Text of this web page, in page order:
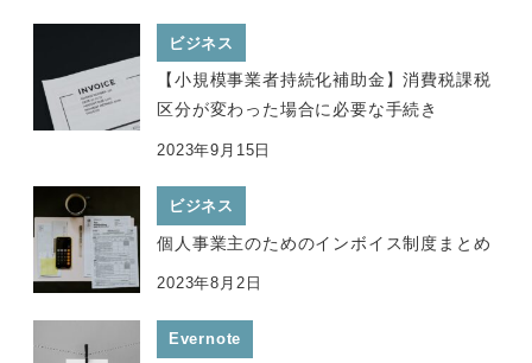
ビジネス
【小規模事業者持続化補助金】消費税課税
区分が変わった場合に必要な手続き
2023年9月15日
ビジネス
個人事業主のためのインボイス制度まとめ
2023年8月2日
Evernote